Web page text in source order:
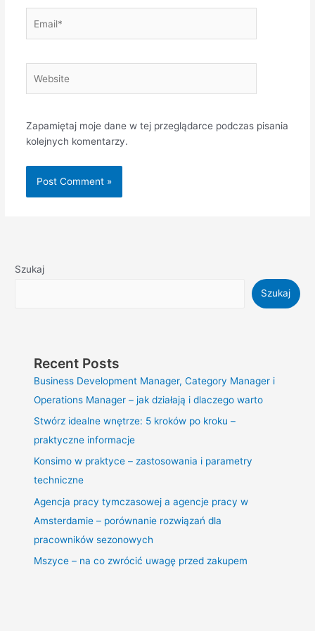
Zapamiętaj moje dane w tej przeglądarce podczas pisania
kolejnych komentarzy.
Szukaj
Szukaj
Recent Posts
Business Development Manager, Category Manager i
Operations Manager – jak działają i dlaczego warto
Stwórz idealne wnętrze: 5 kroków po kroku –
praktyczne informacje
Konsimo w praktyce – zastosowania i parametry
techniczne
Agencja pracy tymczasowej a agencje pracy w
Amsterdamie – porównanie rozwiązań dla
pracowników sezonowych
Mszyce – na co zwrócić uwagę przed zakupem